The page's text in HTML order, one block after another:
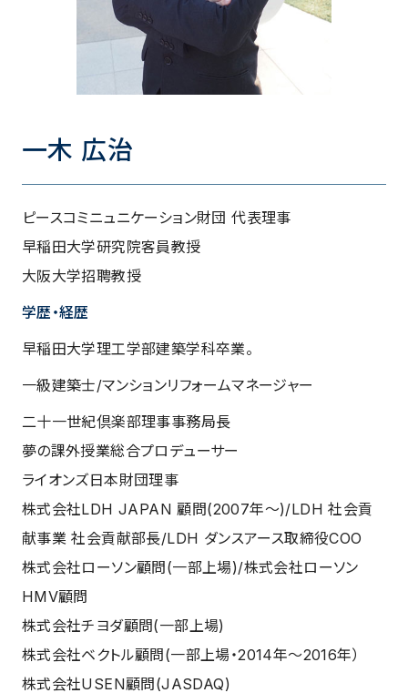
一木 広治
ピースコミニュニケーション財団 代表理事
早稲田大学研究院客員教授
大阪大学招聘教授
学歴・経歴
早稲田大学理工学部建築学科卒業。
一級建築士/マンションリフォームマネージャー
二十一世紀倶楽部理事事務局長
夢の課外授業総合プロデューサー
ライオンズ日本財団理事
株式会社LDH JAPAN 顧問(2007年〜)/LDH 社会貢
献事業 社会貢献部長/LDH ダンスアース取締役COO
株式会社ローソン顧問(一部上場)/株式会社ローソン
HMV顧問
株式会社チヨダ顧問(一部上場)
株式会社ベクトル顧問(一部上場・2014年～2016年）
株式会社USEN顧問(JASDAQ)